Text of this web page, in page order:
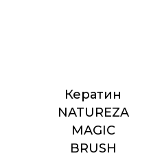
Кератин
NATUREZA
MAGIC
BRUSH